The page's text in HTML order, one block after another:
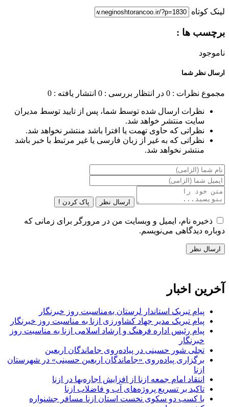
لینک کوتاه
برچسب ها :
ناموجود
ارسال نظر شما
مجموع نظرات : 0 در انتظار بررسی : 0 انتشار یافته : 0
نظرات ارسال شده توسط شما، پس از تایید توسط مدیران
سایت منتشر خواهد شد.
نظراتی که حاوی تهمت یا افترا باشد منتشر نخواهد شد.
نظراتی که به غیر از زبان فارسی یا غیر مرتبط با خبر باشد
منتشر نخواهد شد.
ارسال نظر پاک کردن !
ذخیره نام، ایمیل و وبسایت من در مرورگر برای زمانی که
دوباره دیدگاهی می‌نویسم.
آخرین اخبار
پیام تبریک استاندار لرستان به‌مناسبت روز خبرنگار
پیام تبریک مدیر جهاد کشاورزی ازنا به مناسبت روز خبرنگار
پیام رئیس اداره فرهنگ و ارشاد اسلامی ازنا به مناسبت روز
خبرنگار
تجلی شور حسینی در پیاده‌روی جاماندگان اربعین
برگزاری پیاده‌روی «جاماندگان اربعین حسینی» در شهرستان
ازنا
انتقاد امام جمعه ازنا از افزایش اجاره‌بها در ازنا
تاکید بر تسریع پروژه‌های آب و فاضلاب ازنا
با کسب دو سکوی نخست استان ازنا مسافر جشنواره